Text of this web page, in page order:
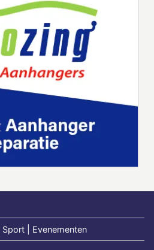
| Evenementen